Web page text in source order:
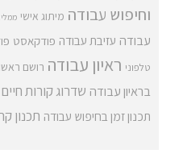
וחיפוש עבודה מיתוג אישי
עבודה עזיבת עבודה פודקאסט
טלפוני ראיון עבודה רושם
בראיון עבודה שדרוג קורות חיים
תכנון זמן בחיפוש עבודה תכנון